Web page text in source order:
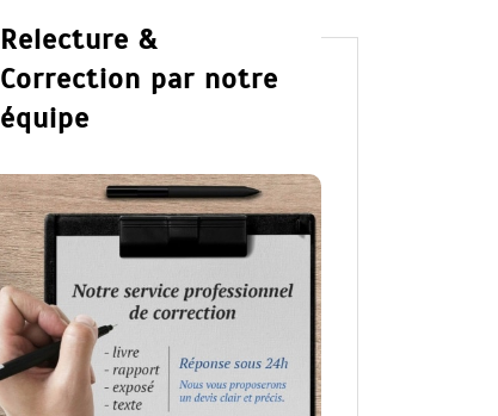
Relecture &
Correction par notre
équipe